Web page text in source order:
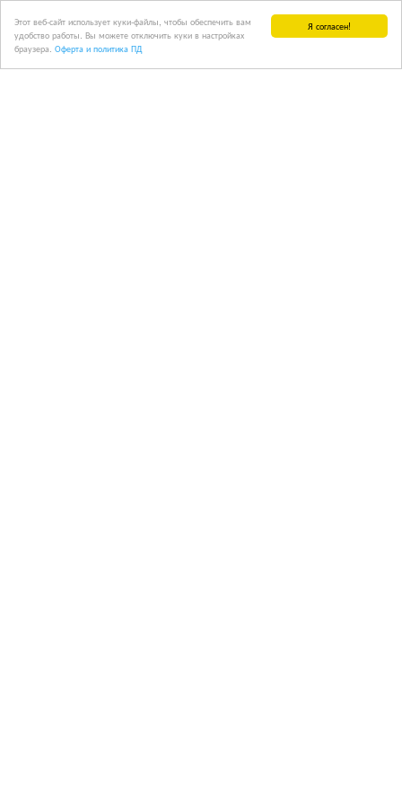
Я согласен!
Этот веб-сайт использует куки-файлы, чтобы обеспечить вам
удобство работы. Вы можете отключить куки в настройках
браузера. Оферта и политика ПД